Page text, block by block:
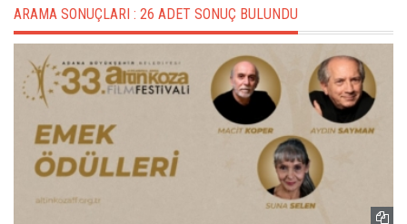
ARAMA SONUÇLARI : 26 ADET SONUÇ BULUNDU